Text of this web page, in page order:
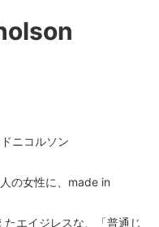
ニコルソン
の女性に、made in
エイジレスな、「普通じ